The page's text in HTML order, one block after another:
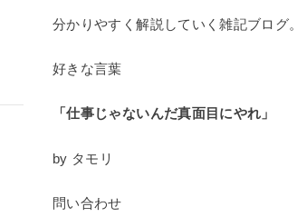
分かりやすく解説していく雑記ブログ。
好きな言葉
「仕事じゃないんだ真面目にやれ」
by タモリ
問い合わせ